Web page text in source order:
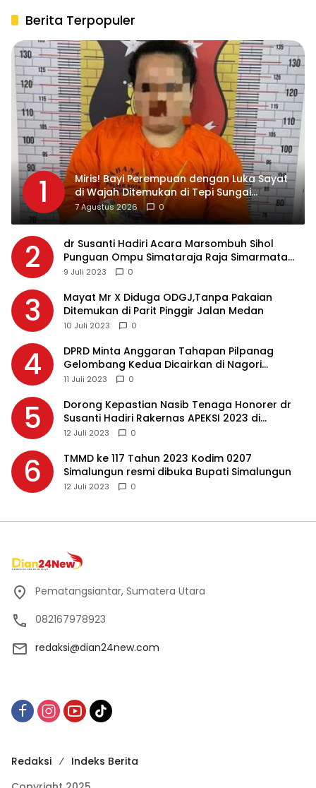
Berita Terpopuler
1
Miris! Bayi Perempuan dengan Luka Sayat
di Wajah Ditemukan di Tepi Sungai
Asahan, Diduga Dibuang Ibu Kandungnya
7 Agustus 2026 0
2
dr Susanti Hadiri Acara Marsombuh Sihol
Punguan Ompu Simataraja Raja Simarmata
Dohot Boruna Kota Siantar
9 Juli 2023 0
3
Mayat Mr X Diduga ODGJ,Tanpa Pakaian
Ditemukan di Parit Pinggir Jalan Medan
10 Juli 2023 0
4
DPRD Minta Anggaran Tahapan Pilpanag
Gelombang Kedua Dicairkan di Nagori
Masing-masing, Ini Alasannya…
11 Juli 2023 0
5
Dorong Kepastian Nasib Tenaga Honorer dr
Susanti Hadiri Rakernas APEKSI 2023 di
Makassar
12 Juli 2023 0
6
TMMD ke 117 Tahun 2023 Kodim 0207
Simalungun resmi dibuka Bupati Simalungun
12 Juli 2023 0
Pematangsiantar, Sumatera Utara
082167978923
redaksi@dian24new.com
Redaksi
Indeks Berita